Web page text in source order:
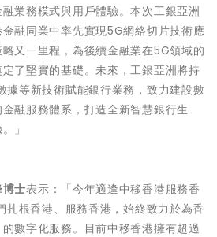
業務模式與用戶體驗。本次工銀亞洲
融同業中率先實現5G網絡切片技術應
又一里程，為後續金融業在5G領域的
了堅實的基礎。未來，工銀亞洲將持
據等新技術賦能銀行業務，致力建設數
融服務體系，打造全新智慧銀行生
」
士表示：「今年適逢中移香港服務香
根香港、服務香港，始終致力於為香
數字化服務。目前中移香港擁有超過